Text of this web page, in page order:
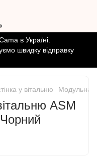
в Україні.
швидку відправку
у вітальню Модульна
ASM